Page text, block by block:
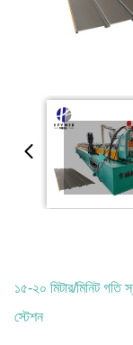
১৫-২০ মিটার/মিনিট
স্টেশন